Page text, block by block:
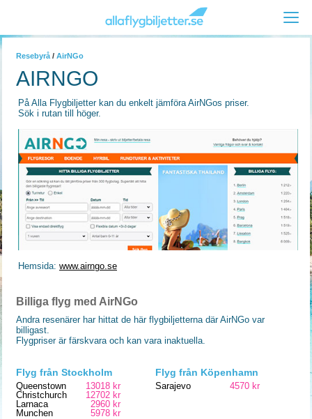
Resebyrå / AirNGo
AIRNGO
På Alla Flygbiljetter kan du enkelt jämföra AirNGos priser.
Sök i rutan till höger.
Hemsida: www.airngo.se
Billiga flyg med AirNGo
Andra resenärer har hittat de här flygbiljetterna där AirNGo var
billigast.
Flygpriser är färskvara och kan vara inaktuella.
Flyg från Stockholm
Queenstown
13018 kr
Christchurch
12702 kr
Larnaca
2960 kr
Munchen
5978 kr
Flyg från Köpenhamn
Sarajevo 4570 kr